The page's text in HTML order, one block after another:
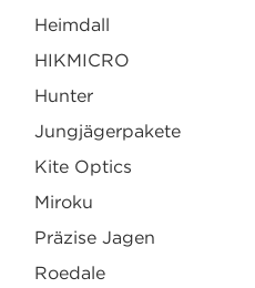
Heimdall
HIKMICRO
Hunter
Jungjägerpakete
Kite Optics
Miroku
Präzise Jagen
Roedale